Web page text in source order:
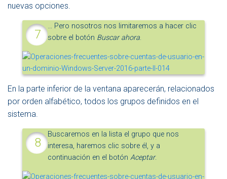
nuevas opciones.
… Pero nosotros nos limitaremos a hacer clic
sobre el botón Buscar ahora.
En la parte inferior de la ventana aparecerán, relacionados
por orden alfabético, todos los grupos definidos en el
sistema.
Buscaremos en la lista el grupo que nos
interesa, haremos clic sobre él, y a
continuación en el botónAceptar.